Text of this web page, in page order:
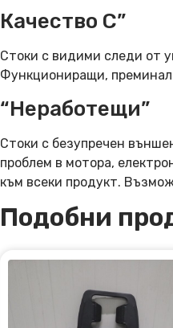
Качество C”
Стоки с видими следи от
Функциониращи,
“Неработещи”
Стоки с безупречен
проблем в мотора,
към всеки продукт.
Подобни